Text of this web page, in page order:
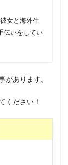
女と海外生
伝いをしてい
があります。
ください！